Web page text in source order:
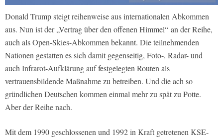
Donald Trump steigt reihenweise aus internationalen Abkommen
aus. Nun ist der „Vertrag über den offenen Himmel“ an der Reihe,
auch als Open-Skies-Abkommen bekannt. Die teilnehmenden
Nationen gestatten es sich damit gegenseitig, Foto-, Radar- und
auch Infrarot-Aufklärung auf festgelegten Routen als
vertrauensbildende Maßnahme zu betreiben. Und die ach so
gründlichen Deutschen kommen einmal mehr zu spät zu Potte.
Aber der Reihe nach.
Mit dem 1990 geschlossenen und 1992 in Kraft getretenen KSE-